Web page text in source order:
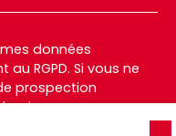
données
RGPD. Si vous ne
prospection
vous pouvez
la liste d'opposition